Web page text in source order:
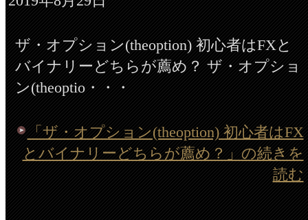
ザ・オプション(theoption) 初心者はFXと
バイナリーどちらが薦め？ ザ・オプショ
ン(theoptio・・・
「ザ・オプション(theoption) 初心者はFX
とバイナリーどちらが薦め？」の続きを
読む